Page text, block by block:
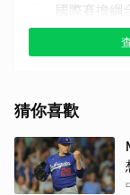
國際賽擔綱
其他（歡
猜你喜歡